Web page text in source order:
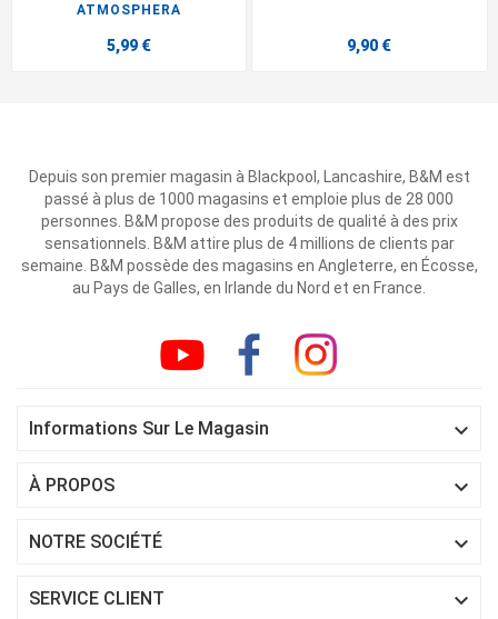
ATMOSPHERA
5,99 € 9,90 €
Depuis son premier magasin à Blackpool, Lancashire, B&M est
passé à plus de 1000 magasins et emploie plus de 28 000
personnes. B&M propose des produits de qualité à des prix
sensationnels. B&M attire plus de 4 millions de clients par
semaine. B&M possède des magasins en Angleterre, en Écosse,
au Pays de Galles, en Irlande du Nord et en France.
Informations Sur Le Magasin 
À PROPOS 
NOTRE SOCIÉTÉ 
SERVICE CLIENT 